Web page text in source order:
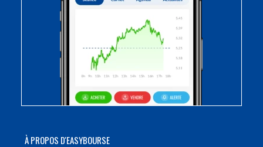
À PROPOS D'EASYBOURSE